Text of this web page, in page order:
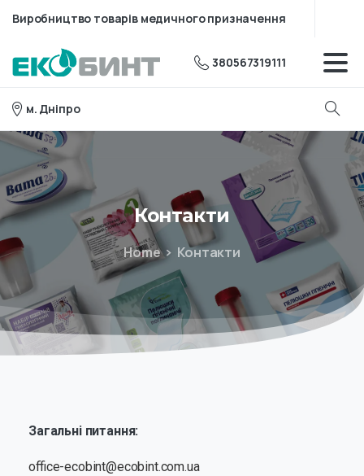
Виробництво товарів медичного призначення
380567319111
м. Дніпро
Контакти
Home Контакти
Загальні питання:
office-ecobint@ecobint.com.ua